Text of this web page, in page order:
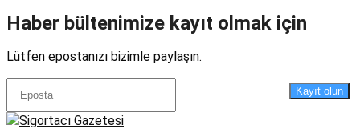
Haber bültenimize kayıt olmak için
Lütfen epostanızı bizimle paylaşın.
Kayıt olun